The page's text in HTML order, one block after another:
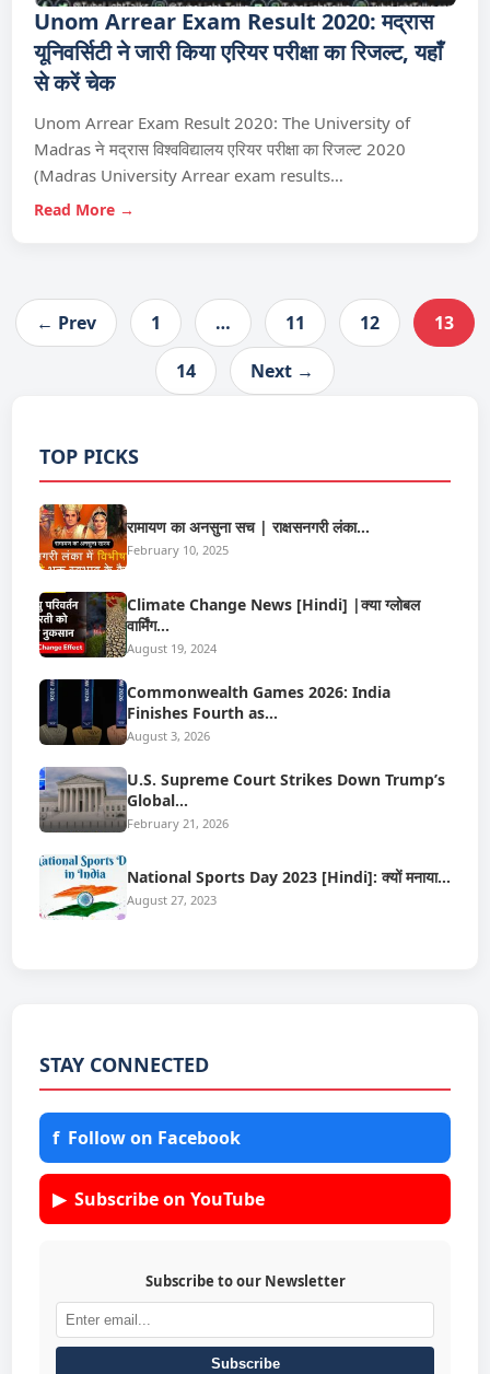
Unom Arrear Exam Result 2020: मद्रास
यूनिवर्सिटी ने जारी किया एरियर परीक्षा का रिजल्ट, यहाँ
से करें चेक
Unom Arrear Exam Result 2020: The University of
Madras ने मद्रास विश्वविद्यालय एरियर परीक्षा का रिजल्ट 2020
(Madras University Arrear exam results…
Read More →
← Prev 1 … 11 12
13
14
Next →
TOP PICKS
रामायण का अनसुना सच | राक्षसनगरी लंका…
February 10, 2025
Climate Change News [Hindi] |क्या ग्लोबल
वार्मिंग…
August 19, 2024
Commonwealth Games 2026: India
Finishes Fourth as…
August 3, 2026
U.S. Supreme Court Strikes Down Trump’s
Global…
February 21, 2026
National Sports Day 2023 [Hindi]: क्यों मनाया…
August 27, 2023
STAY CONNECTED
fFollow on Facebook
▶Subscribe on YouTube
Subscribe to our Newsletter
Subscribe